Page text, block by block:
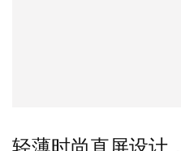
轻薄时尚直屏设计